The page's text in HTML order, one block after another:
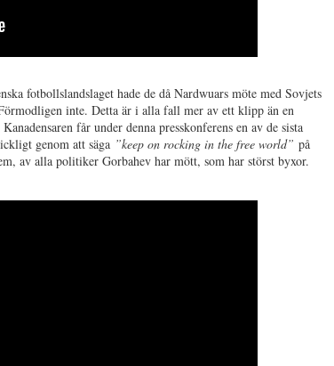
fotbollslandslaget hade de då Nardwuars möte med Sovjets
inte. Detta är i alla fall mer av ett klipp än en
får under denna presskonferens en av de sista
genom att säga ”keep on rocking in the free world” på
av alla politiker Gorbahev har mött, som har störst byxor.